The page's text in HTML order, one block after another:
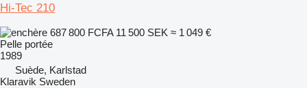
Hi-Tec 210
687 800 FCFA 11 500 SEK ≈ 1 049 €
Pelle portée
1989
Suède, Karlstad
Klaravik Sweden